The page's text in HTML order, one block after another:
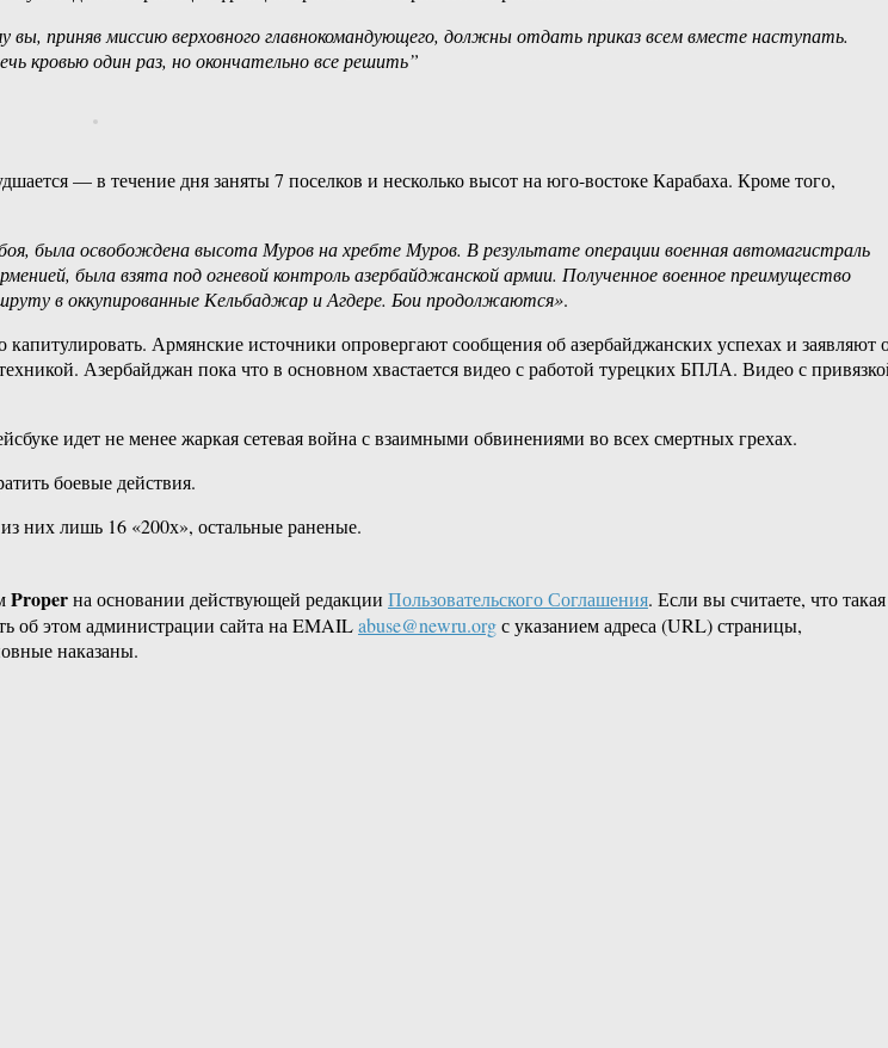
приняв миссию верховного главнокомандующего, должны отдать приказ всем вместе наступать.
кровью один раз, но окончательно все решить”
— в течение дня заняты 7 поселков и несколько высот на юго-востоке Карабаха. Кроме того,
была освобождена высота Муров на хребте Муров. В результате операции военная автомагистраль
была взята под огневой контроль азербайджанской армии. Полученное военное преимущество
в оккупированные Кельбаджар и Агдере. Бои продолжаются».
Армянские источники опровергают сообщения об азербайджанских успехах и заявляют
Азербайджан пока что в основном хвастается видео с работой турецких БПЛА. Видео с
идет не менее жаркая сетевая война с взаимными обвинениями во всех смертных грехах.
боевые действия.
них лишь 16 «200х», остальные раненые.
Properна основании действующей редакции Пользовательского Соглашения. Если вы считаете, что такая
об этом администрации сайта на EMAILabuse@newru.orgс указанием адреса (URL) страницы,
наказаны.